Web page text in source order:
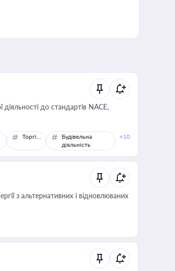
діяльності до стандартів NACE,
Торгівля
Будівельна
діяльність
+10
з альтернативних і відновлюваних